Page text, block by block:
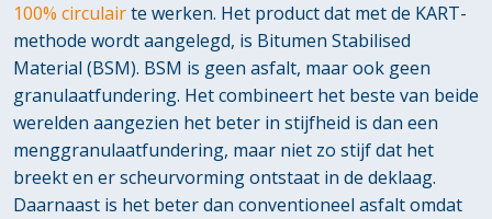
100% circulairte werken. Het product dat met de KART-
methode wordt aangelegd, is Bitumen Stabilised
Material (BSM). BSM is geen asfalt, maar ook geen
granulaatfundering. Het combineert het beste van beide
werelden aangezien het beter in stijfheid is dan een
menggranulaatfundering, maar niet zo stijf dat het
breekt en er scheurvorming ontstaat in de deklaag.
Daarnaast is het beter dan conventioneel asfalt omdat